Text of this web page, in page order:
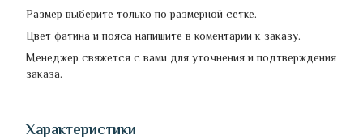
Размер выберите только по размерной сетке.
Цвет фатина и пояса напишите в коментарии к заказу.
Менеджер свяжется с вами для уточнения и подтверждения
заказа.
Характеристики